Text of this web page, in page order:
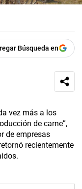
Búsqueda en
vez más a los
de carne”,
de empresas
recientemente